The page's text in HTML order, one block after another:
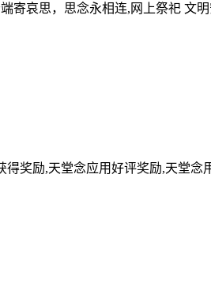
寄哀思，思念永相连,网上祭祀 文
奖励,天堂念应用好评奖励,天堂念